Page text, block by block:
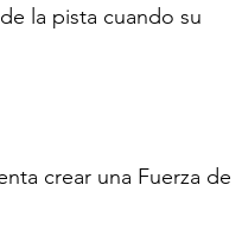
la pista cuando su
crear una Fuerza de